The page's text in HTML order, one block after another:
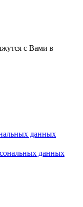
с Вами в
данных
данных